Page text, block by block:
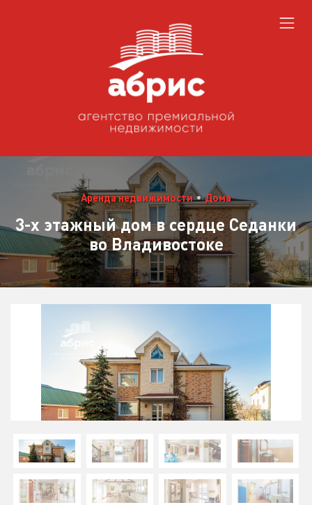
Аренда недвижимости•Дома
3-х этажный дом в сердце Седанки
во Владивостоке